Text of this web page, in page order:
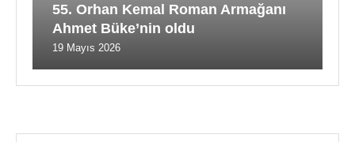
55. Orhan Kemal Roman Armağanı
Ahmet Büke’nin oldu
19 Mayıs 2026